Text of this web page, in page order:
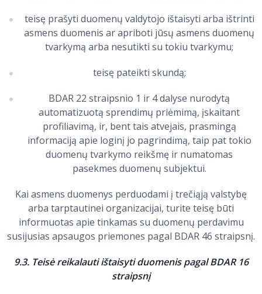
teisę prašyti duomenų valdytojo ištaisyti arba ištrinti
asmens duomenis ar apriboti jūsų asmens duomenų
tvarkymą arba nesutikti su tokiu tvarkymu;
teisę pateikti skundą;
BDAR 22 straipsnio 1 ir 4 dalyse nurodytą
automatizuotą sprendimų priėmimą, įskaitant
profiliavimą, ir, bent tais atvejais, prasmingą
informaciją apie loginį jo pagrindimą, taip pat tokio
duomenų tvarkymo reikšmę ir numatomas
pasekmes duomenų subjektui.
Kai asmens duomenys perduodami į trečiąją valstybę
arba tarptautinei organizacijai, turite teisę būti
informuotas apie tinkamas su duomenų perdavimu
susijusias apsaugos priemones pagal BDAR 46 straipsnį.
9.3. Teisė reikalauti ištaisyti duomenis pagal BDAR 16
straipsnį